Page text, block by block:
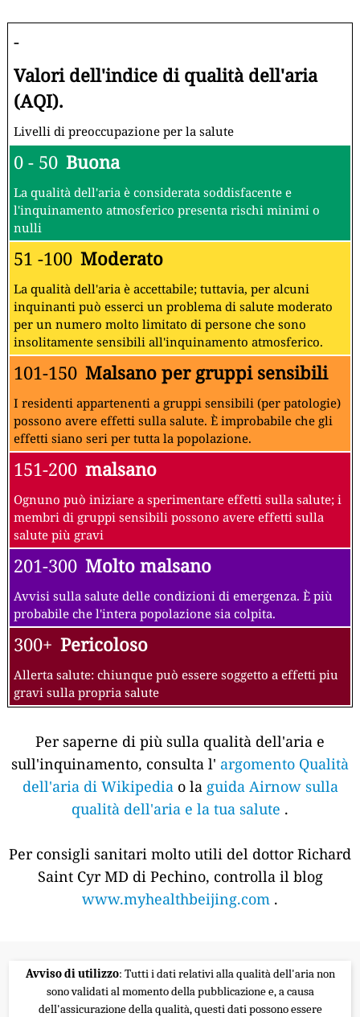
-
Valori dell'indice di qualità dell'aria
(AQI).
Livelli di preoccupazione per la salute
0 - 50 Buona
La qualità dell'aria è considerata soddisfacente e
l'inquinamento atmosferico presenta rischi minimi o
nulli
51 -100 Moderato
La qualità dell'aria è accettabile; tuttavia, per alcuni
inquinanti può esserci un problema di salute moderato
per un numero molto limitato di persone che sono
insolitamente sensibili all'inquinamento atmosferico.
101-150 Malsano per gruppi sensibili
I residenti appartenenti a gruppi sensibili (per patologie)
possono avere effetti sulla salute. È improbabile che gli
effetti siano seri per tutta la popolazione.
151-200 malsano
Ognuno può iniziare a sperimentare effetti sulla salute; i
membri di gruppi sensibili possono avere effetti sulla
salute più gravi
201-300 Molto malsano
Avvisi sulla salute delle condizioni di emergenza. È più
probabile che l'intera popolazione sia colpita.
300+ Pericoloso
Allerta salute: chiunque può essere soggetto a effetti piu
gravi sulla propria salute
Per saperne di più sulla qualità dell'aria e
sull'inquinamento, consulta l' argomento Qualità
dell'aria di Wikipediao la guida Airnow sulla
qualità dell'aria e la tua salute .
Per consigli sanitari molto utili del dottor Richard
Saint Cyr MD di Pechino, controlla il blog
www.myhealthbeijing.com .
Avviso di utilizzo: Tutti i dati relativi alla qualità dell'aria non
sono validati al momento della pubblicazione e, a causa
dell'assicurazione della qualità, questi dati possono essere